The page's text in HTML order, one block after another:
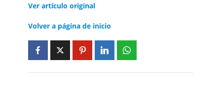
Ver artículo original
Volver a página de inicio